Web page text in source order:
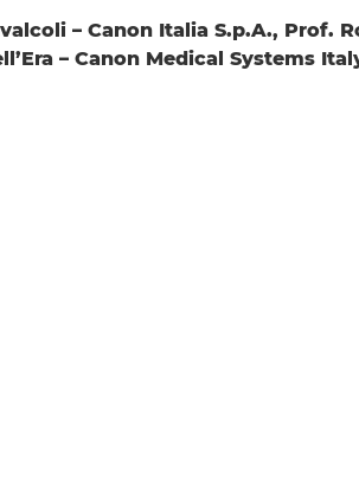
– Canon Italia S.p.A., Prof.
– Canon Medical Systems